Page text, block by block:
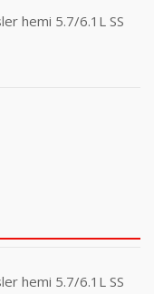
hemi 5.7/6.1L SS
hemi 5.7/6.1L SS